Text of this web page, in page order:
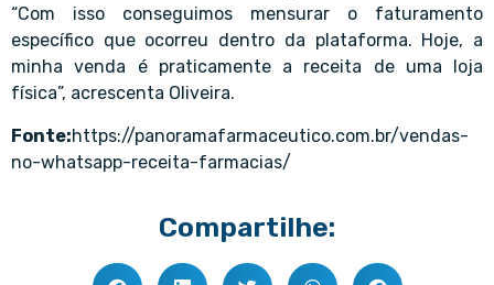
“Com isso conseguimos mensurar o faturamento
específico que ocorreu dentro da plataforma. Hoje, a
minha venda é praticamente a receita de uma loja
física”, acrescenta Oliveira.
Fonte:https://panoramafarmaceutico.com.br/vendas-
no-whatsapp-receita-farmacias/
Compartilhe: